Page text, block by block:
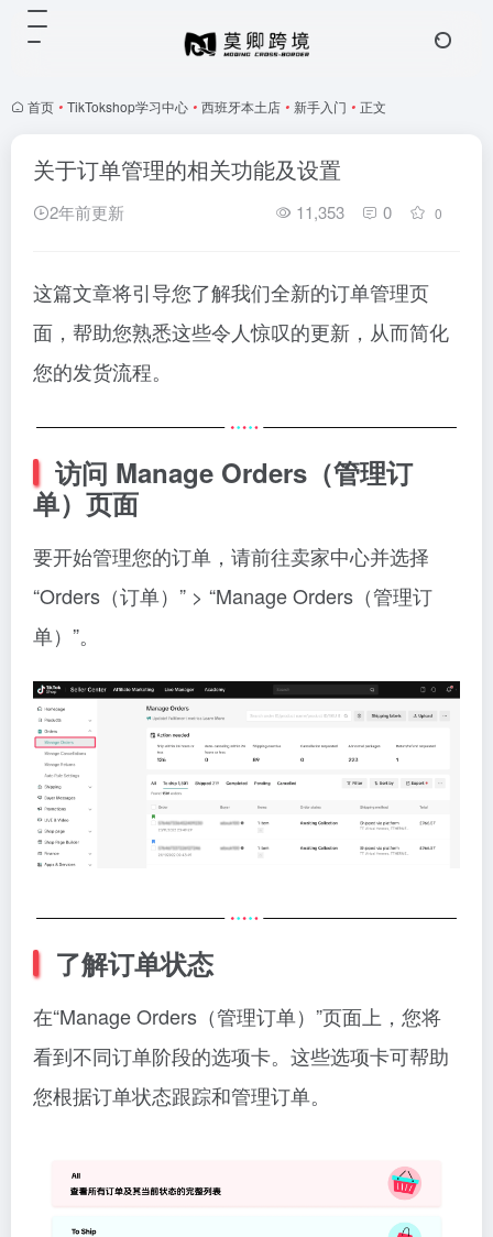
首页 • TikTokshop学习中心 • 西班牙本土店 • 新手入门 • 正文
关于订单管理的相关功能及设置
2年前更新 11,353 0 0
这篇文章将引导您了解我们全新的订单管理页
面，帮助您熟悉这些令人惊叹的更新，从而简化
您的发货流程。
访问 Manage Orders（管理订
单）页面
要开始管理您的订单，请前往卖家中心并选择
“Orders（订单）” > “Manage Orders（管理订
单）”。
了解订单状态
在“Manage Orders（管理订单）”页面上，您将
看到不同订单阶段的选项卡。这些选项卡可帮助
您根据订单状态跟踪和管理订单。